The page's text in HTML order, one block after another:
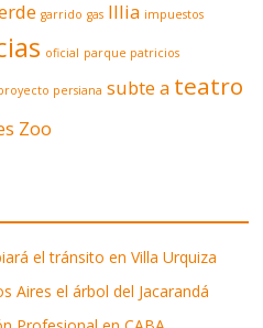
garrido gas Illia impuestos
oficial parque patricios
persiana subte a teatro
Zoo
el tránsito en Villa Urquiza
Aires el árbol del Jacarandá